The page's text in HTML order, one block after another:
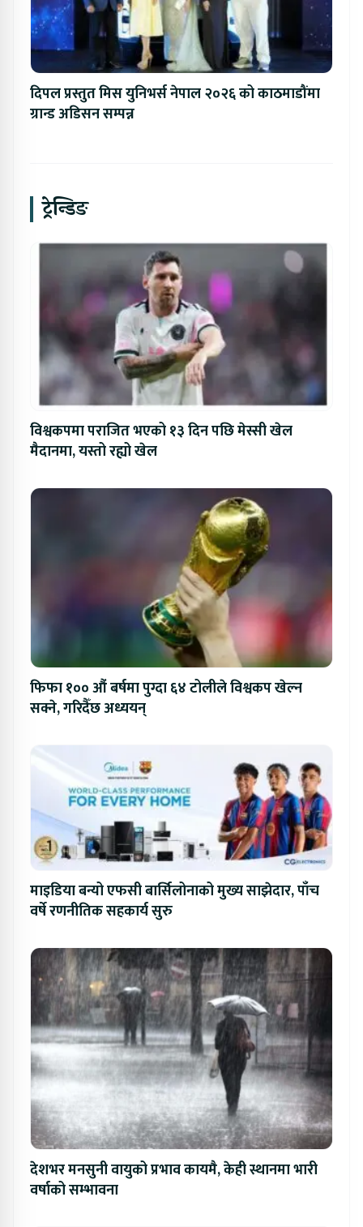
दिपल प्रस्तुत मिस युनिभर्स नेपाल २०२६ को काठमाडौंमा
ग्रान्ड अडिसन सम्पन्न
ट्रेन्डिङ
विश्वकपमा पराजित भएको १३ दिन पछि मेस्सी खेल
मैदानमा, यस्तो रह्यो खेल
फिफा १०० औं बर्षमा पुग्दा ६४ टोलीले विश्वकप खेल्न
सक्ने, गरिदैँछ अध्ययन्
माइडिया बन्यो एफसी बार्सिलोनाको मुख्य साझेदार, पाँच
वर्षे रणनीतिक सहकार्य सुरु
देशभर मनसुनी वायुको प्रभाव कायमै, केही स्थानमा भारी
वर्षाको सम्भावना